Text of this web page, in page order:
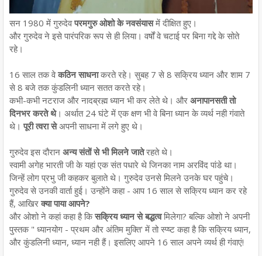
सन 1980 में गुरुदेवपरमगुरु ओशो के नवसंयासमें दीक्षित हुए।
और गुरुदेव ने इसे पारंपरिक रूप से ही लिया। वर्षों वे चटाई पर बिना गद्दे के सोते
रहे।
16 साल तक वेकठिन साधनाकरते रहे। सुबह 7 से 8 सक्रिय ध्यान और शाम 7
से 8 बजे तक कुंडलिनी ध्यान सतत करते रहे।
कभी-कभी नटराज और नादब्रह्म ध्यान भी कर लेते थे। और अनापानसती तो
दिनभर करते थे। अर्थात 24 घंटे में एक क्षण भी वे बिना ध्यान के व्यर्थ नही गंवाते
थे। पूरी त्वरा सेअपनी साधना में लगे हुए थे।
गुरुदेव इस दौरान अन्य संतों से भी मिलने जातेरहते थे।
स्वामी अगेह भारती जी के यहां एक संत पधारे थे जिनका नाम अरविंद पांडे था।
जिन्हें लोग प्रभु जी कहकर बुलाते थे। गुरुदेव उनसे मिलने उनके घर पहुंचे।
गुरुदेव से उनकी वार्ता हुई। उन्होंने कहा - आप 16 साल से सक्रिय ध्यान कर रहे
हैं, आखिर क्या पाया आपने?
और ओशो ने कहां कहा है किसक्रिय ध्यान से बद्धत्वमिलेगा? बल्कि ओशो ने अपनी
पुस्तक " ध्यानयोग - प्रथम और अंतिम मुक्ति' में तो स्प्ष्ट कहा है कि सक्रिय ध्यान,
और कुंडलिनी ध्यान, ध्यान नही हैं। इसलिए आपने 16 साल अपने व्यर्थ ही गंवाएं!